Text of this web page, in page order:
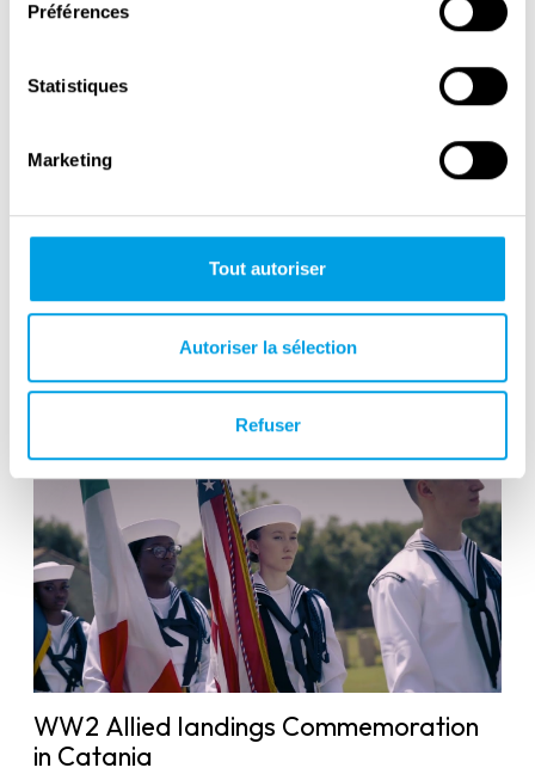
Préférences
Statistiques
Marketing
Tout autoriser
Autoriser la sélection
Refuser
Commemoration Concert, Catania,
WW2 Allied landings Commemoration
in Catania